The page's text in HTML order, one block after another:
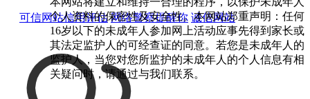
个人资料的保密性及安全性。本网站郑重声明：任何
16岁以下的未成年人参加网上活动应事先得到家长或
其法定监护人的可经查证的同意。若您是未成年人的
监护人，当您对您所监护的未成年人的个人信息有相
关疑问时，请通过与我们联系。
可信网站信用评估 网络警察提醒你 诚信网站